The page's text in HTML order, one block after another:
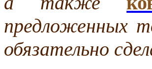
предложенных
обязательно